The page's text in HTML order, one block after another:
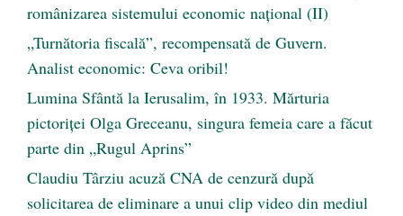
românizarea sistemului economic naţional (II)
„Turnătoria fiscală”, recompensată de Guvern.
Analist economic: Ceva oribil!
Lumina Sfântă la Ierusalim, în 1933. Mărturia
pictoriței Olga Greceanu, singura femeia care a făcut
parte din „Rugul Aprins”
Claudiu Târziu acuză CNA de cenzură după
solicitarea de eliminare a unui clip video din mediul